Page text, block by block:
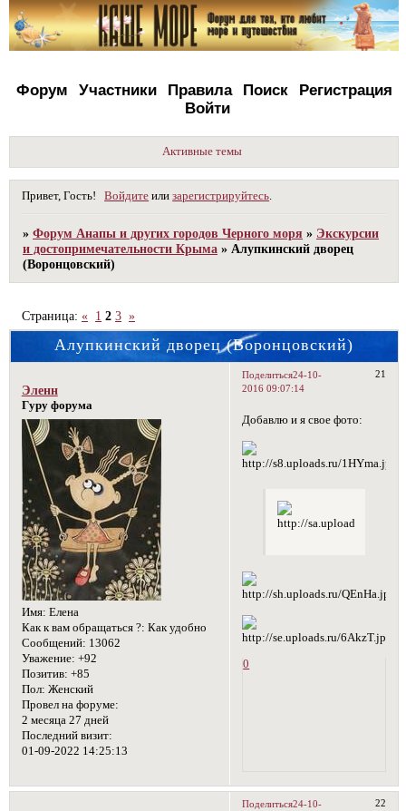
Форум Участники Правила Поиск
Регистрация
Войти
Активные темы
Привет, Гость! Войдите илизарегистрируйтесь
»Форум Анапы и других городов Черного моря » Экскурсии
и достопримечательности Крыма » Алупкинский дворец
(Воронцовский)
Алупкинский дворец (Воронцовский)
Страница:« 1 2 3 »
Поделиться 21
24-10-
2016 09:07:14
Эленн
Гуру форума
Имя: Елена
Как к вам обращаться ?: Как удобно
Сообщений: 13062
Уважение: +92
Позитив: +85
Пол: Женский
Провел на форуме:
2 месяца 27 дней
Последний визит:
01-09-2022 14:25:13
Добавлю и я свое фото:
0
Поделиться 22
24-10-